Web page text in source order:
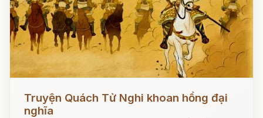
Truyện Quách Tử Nghi khoan hồng đại
nghĩa